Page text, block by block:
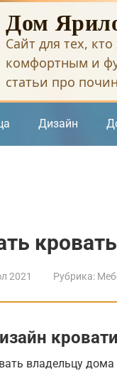
Дом
Сайт для тех,
комфортным и
статьи про
Дизайн
кровать
2021 Рубрика:
кровати
владельцу